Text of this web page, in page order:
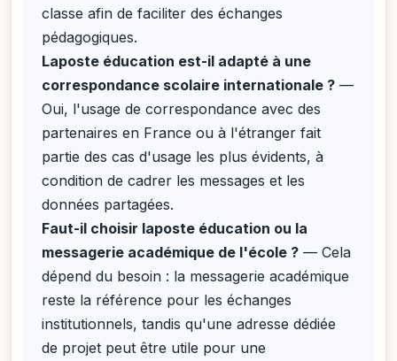
classe afin de faciliter des échanges
pédagogiques.
Laposte éducation est-il adapté à une
correspondance scolaire internationale ? —
Oui, l'usage de correspondance avec des
partenaires en France ou à l'étranger fait
partie des cas d'usage les plus évidents, à
condition de cadrer les messages et les
données partagées.
Faut-il choisir laposte éducation ou la
messagerie académique de l'école ? — Cela
dépend du besoin : la messagerie académique
reste la référence pour les échanges
institutionnels, tandis qu'une adresse dédiée
de projet peut être utile pour une